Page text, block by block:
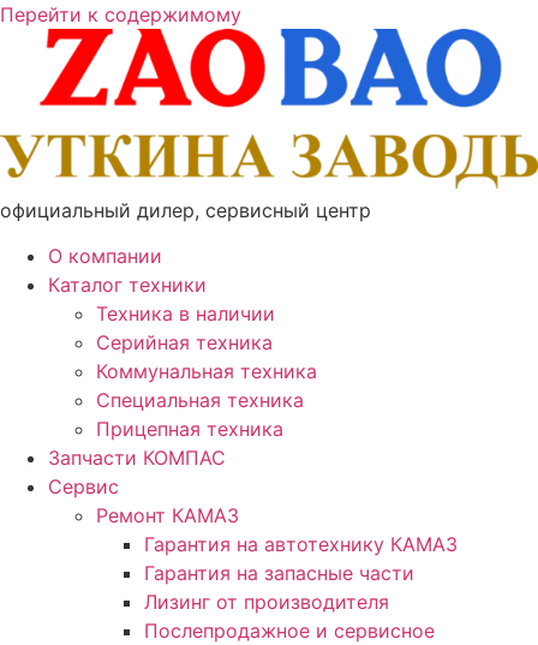
Перейти к содержимому
официальный дилер, сервисный центр
О компании
Каталог техники
Техника в наличии
Серийная техника
Коммунальная техника
Специальная техника
Прицепная техника
Запчасти КОМПАС
Сервис
Ремонт КАМАЗ
Гарантия на автотехнику КАМАЗ
Гарантия на запасные части
Лизинг от производителя
Послепродажное и сервисное